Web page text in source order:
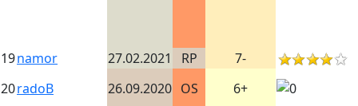
19namor 27.02.2021 RP
7-
20radoB 26.09.2020 OS
6+